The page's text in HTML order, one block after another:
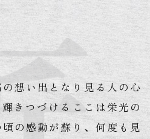
想い出となり見る人の心
きつづける―― ここは栄光の
頃の感動が蘇り、何度も見